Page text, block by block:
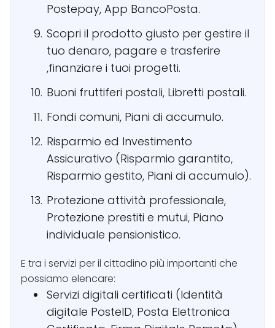
Postepay, App BancoPosta.
Scopri il prodotto giusto per gestire il
tuo denaro, pagare e trasferire
,finanziare i tuoi progetti.
Buoni fruttiferi postali, Libretti postali.
Fondi comuni, Piani di accumulo.
Risparmio ed Investimento
Assicurativo (Risparmio garantito,
Risparmio gestito, Piani di accumulo).
Protezione attività professionale,
Protezione prestiti e mutui, Piano
individuale pensionistico.
E tra i servizi per il cittadino più importanti che
possiamo elencare:
Servizi digitali certificati (Identità
digitale PosteID, Posta Elettronica